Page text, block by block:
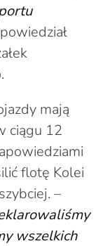
mają
ciągu 12
flotę Kolei
–
wszelkich